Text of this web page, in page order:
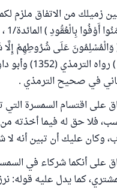
زميلك من الاتفاق ملزم
يَا
عَلَى شُرُوطِهِمْ إِلَّا
في صحيح الترمذي .
على اقتسام السمسرة
فلا حق له فيما أخذته من
وكان عليك أن تبين أنه
على أنكما شركاء في
كما يدل عليه قوله: